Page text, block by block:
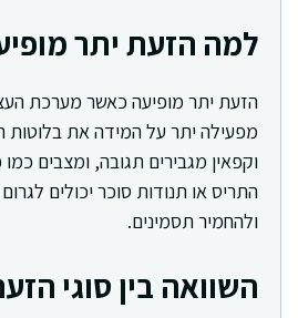
למה הזעת יתר
הזעת יתר מופיעה כאשר מערכת
מפעילה יתר על המידה את בלוטות
וקפאין מגבירים תגובה, ומצבים
התריס או תנודות סוכר יכולים
ולהחמיר תסמינים.
השוואה בין סוגי